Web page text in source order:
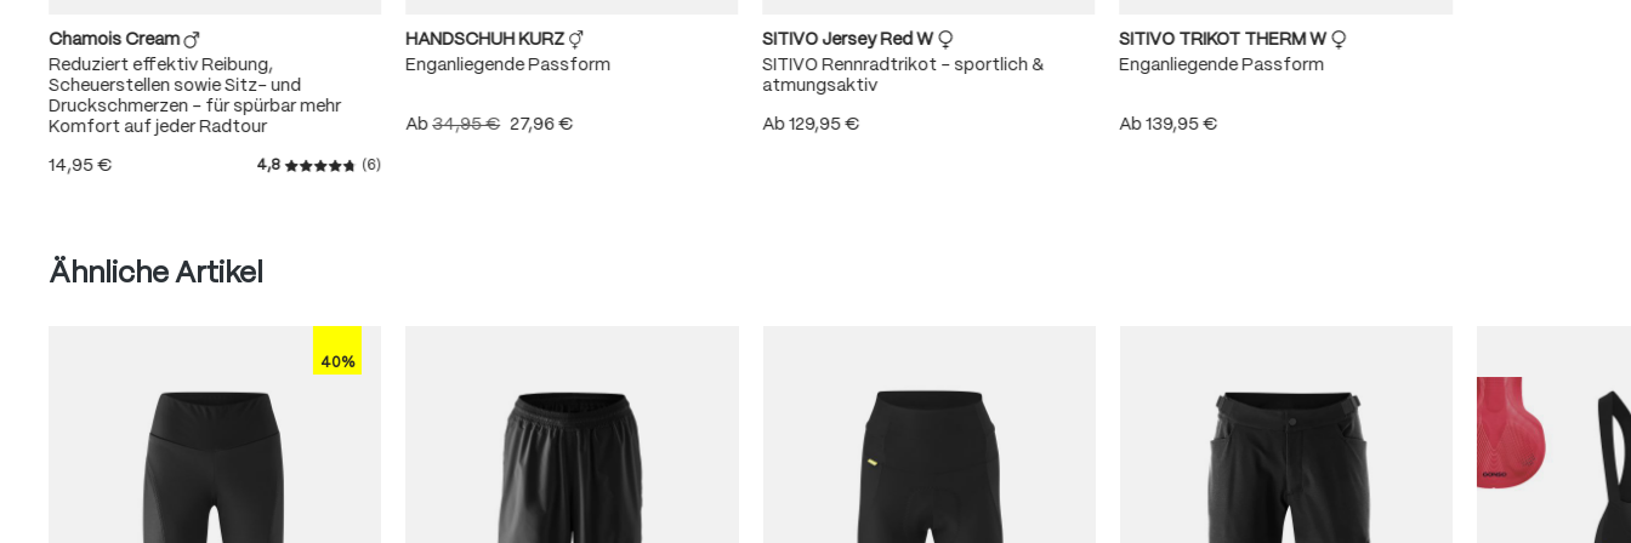
Chamois Cream
Reduziert effektiv Reibung,
Scheuerstellen sowie Sitz- und
Druckschmerzen – für spürbar mehr
Komfort auf jeder Radtour
14,95 € 4,8
Durchschnittliche Bewertung von 4.8 von 5 Sternen
(6)
HANDSCHUH KURZ
Enganliegende Passform
Ab34,95 € 27,96 €
SITIVO Jersey Red W
SITIVO Rennradtrikot – sportlich &
atmungsaktiv
Ab129,95 €
SITIVO TRIKOT THERM W
Enganliegende Passform
Ab139,95 €
Produktgalerie überspringen
Ähnliche Artikel
40%